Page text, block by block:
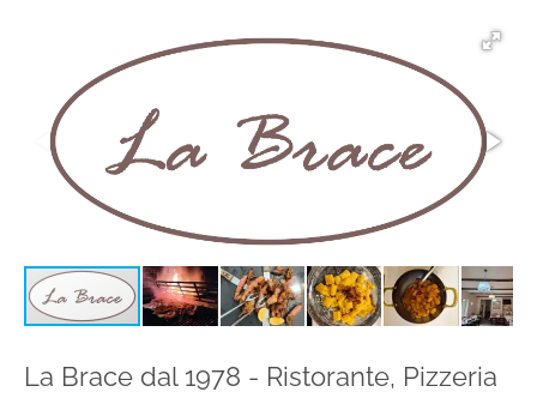
La Brace dal 1978 - Ristorante, Pizzeria